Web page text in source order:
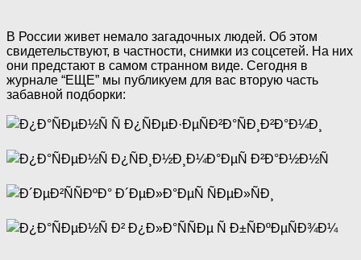
В России живет немало загадочных людей. Об этом
свидетельствуют, в частности, снимки из соцсетей. На них
они предстают в самом странном виде. Сегодня в
журнале “ЕЩЕ” мы публикуем для вас вторую часть
забавной подборки: